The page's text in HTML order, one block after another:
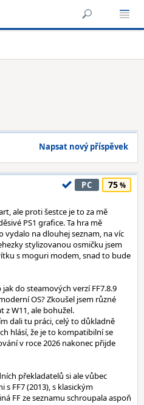
Napsat nový příspěvek
PC 75
ale proti šestce je to za mě
PS1 grafice. Ta hra mě
na dlouhej seznam, na víc
stylizovanou osmičku jsem
s moguri modem, snad to bude
do steamových verzí FF7.8.9
OS? Zkoušel jsem různé
W11, ale bohužel.
dali tu práci, celý to důkladně
hlásí, že je to kompatibilní se
v roce 2026 nakonec přijde
překladatelů si ale vůbec
s FF7 (2013), s klasickým
FF ze seznamu schroupala aspoň